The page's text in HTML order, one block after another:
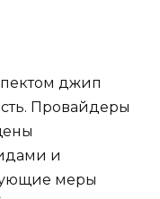
джип
Провайдеры
и
меры